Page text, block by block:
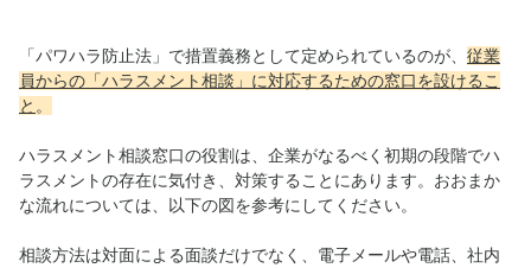
「パワハラ防止法」で措置義務として定められているのが、 従業
員からの「ハラスメント相談」に対応するための窓口を設けるこ
と 。
ハラスメント相談窓口の役割は、企業がなるべく初期の段階でハ
ラスメントの存在に気付き、対策することにあります。おおまか
な流れについては、以下の図を参考にしてください。
相談方法は対面による面談だけでなく、電子メールや電話、社内